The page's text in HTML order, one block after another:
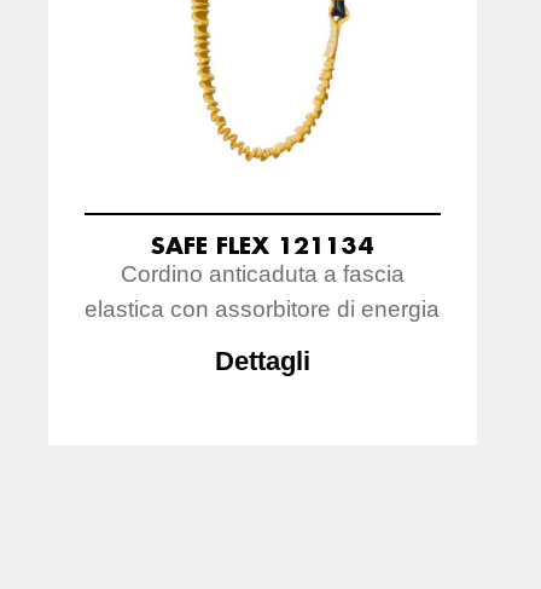
SAFE FLEX 121134
Cordino anticaduta a fascia
elastica con assorbitore di energia
Dettagli